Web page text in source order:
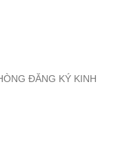
ĐĂNG KÝ KINH